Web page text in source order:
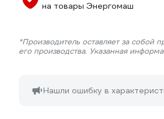
на товары Энергомаш
*Производитель оставляет за собой
его производства. Указанная
Нашли ошибку в